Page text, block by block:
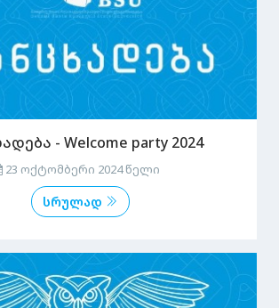
- Welcome party 2024
23 ოქტომბერი 2024 წელი
სრულად